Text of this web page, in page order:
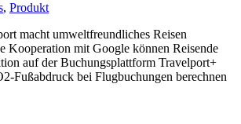
, Produkt
macht umweltfreundliches Reisen
Kooperation mit Google können Reisende
auf der Buchungsplattform Travelport+
Fußabdruck bei Flugbuchungen berechnen